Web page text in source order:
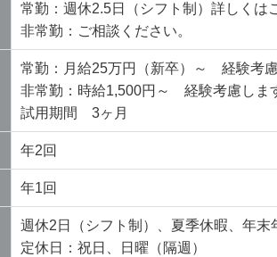
常勤：週休2.5日（シフト制）詳しくは
非常勤：ご相談ください。
常勤：月給25万円（新卒）～ 経験考
非常勤：時給1,500円～ 経験考慮しま
試用期間 3ヶ月
年2回
年1回
週休2日（シフト制）、夏季休暇、年末
定休日：祝日、日曜（隔週）